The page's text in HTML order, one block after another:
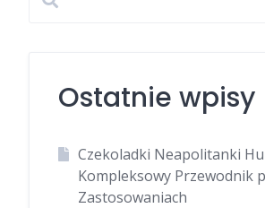
Ostatnie wpisy
Czekoladki Neapolitanki
Kompleksowy Przewodnik
Zastosowaniach